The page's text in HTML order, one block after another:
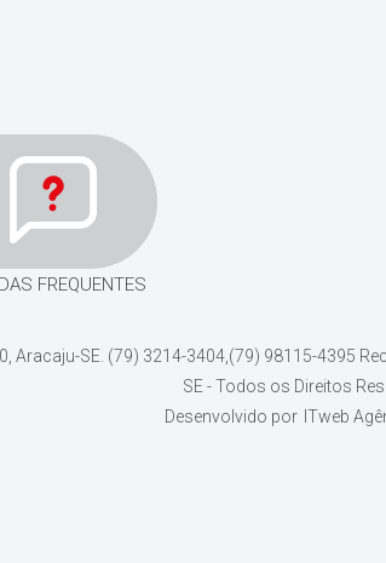
FREQUENTES
Aracaju-SE. (79) 3214-3404,(79) 98115-4395
SE - Todos os Direitos
Desenvolvido por ITweb